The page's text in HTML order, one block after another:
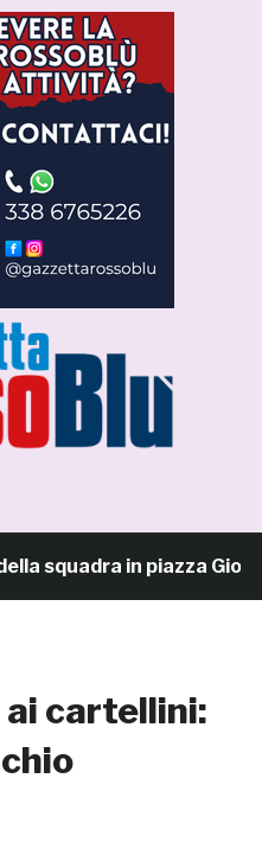
in piazza Giorgini
cartellini: